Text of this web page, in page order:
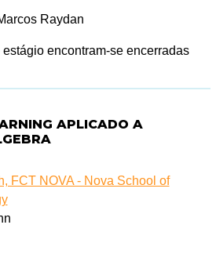
Raydan
encontram-se encerradas
APLICADO A
FCT NOVA - Nova School of